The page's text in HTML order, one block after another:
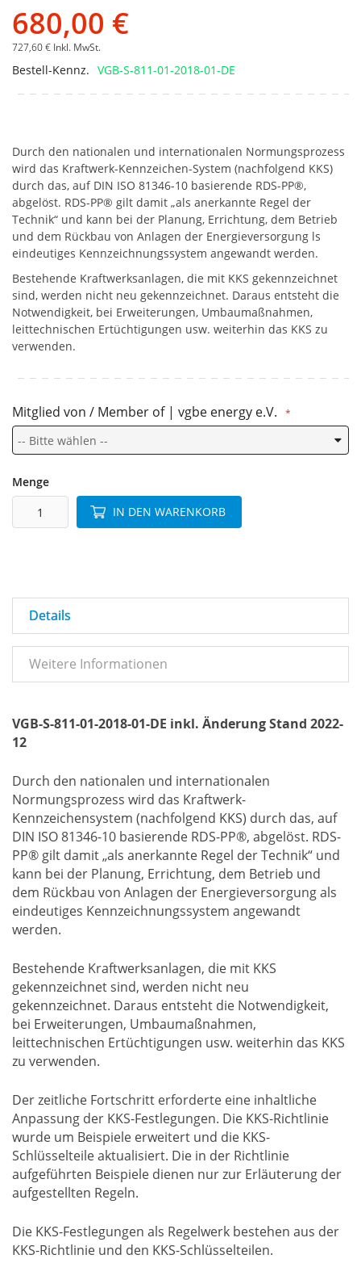
680,00 €
727,60 € Inkl. MwSt.
Bestell-Kennz. VGB-S-811-01-2018-01-DE
Durch den nationalen und internationalen Normungsprozess
wird das Kraftwerk-Kennzeichen-System (nachfolgend KKS)
durch das, auf DIN ISO 81346-10 basierende RDS-PP®,
abgelöst. RDS-PP® gilt damit „als anerkannte Regel der
Technik“ und kann bei der Planung, Errichtung, dem Betrieb
und dem Rückbau von Anlagen der Energieversorgung ls
eindeutiges Kennzeichnungssystem angewandt werden.
Bestehende Kraftwerksanlagen, die mit KKS gekennzeichnet
sind, werden nicht neu gekennzeichnet. Daraus entsteht die
Notwendigkeit, bei Erweiterungen, Umbaumaßnahmen,
leittechnischen Ertüchtigungen usw. weiterhin das KKS zu
verwenden.
Mitglied von / Member of | vgbe energy e.V.
Menge
IN DEN WARENKORB
Details
Weitere Informationen
VGB-S-811-01-2018-01-DE inkl. Änderung Stand 2022-
12
Durch den nationalen und internationalen
Normungsprozess wird das Kraftwerk-
Kennzeichensystem (nachfolgend KKS) durch das, auf
DIN ISO 81346-10 basierende RDS-PP®, abgelöst. RDS-
PP® gilt damit „als anerkannte Regel der Technik“ und
kann bei der Planung, Errichtung, dem Betrieb und
dem Rückbau von Anlagen der Energieversorgung als
eindeutiges Kennzeichnungssystem angewandt
werden.
Bestehende Kraftwerksanlagen, die mit KKS
gekennzeichnet sind, werden nicht neu
gekennzeichnet. Daraus entsteht die Notwendigkeit,
bei Erweiterungen, Umbaumaßnahmen,
leittechnischen Ertüchtigungen usw. weiterhin das KKS
zu verwenden.
Der zeitliche Fortschritt erforderte eine inhaltliche
Anpassung der KKS-Festlegungen. Die KKS-Richtlinie
wurde um Beispiele erweitert und die KKS-
Schlüsselteile aktualisiert. Die in der Richtlinie
aufgeführten Beispiele dienen nur zur Erläuterung der
aufgestellten Regeln.
Die KKS-Festlegungen als Regelwerk bestehen aus der
KKS-Richtlinie und den KKS-Schlüsselteilen.